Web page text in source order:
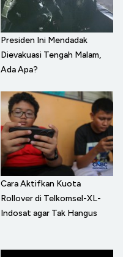
Presiden Ini Mendadak
Dievakuasi Tengah Malam,
Ada Apa?
Cara Aktifkan Kuota
Rollover di Telkomsel-XL-
Indosat agar Tak Hangus